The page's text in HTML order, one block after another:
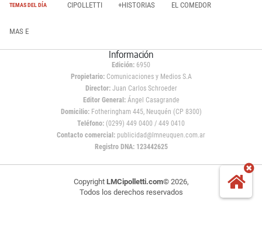
TEMAS DEL DÍA CIPOLLETTI +HISTORIAS EL COMEDOR
MAS E
Información
Edición: 6950
Propietario:Comunicaciones y Medios S.A
Director: Juan Carlos Schroeder
Editor General:Ángel Casagrande
Domicilio:Fotheringham 445, Neuquén (CP 8300)
Teléfono: (0299) 449 0400 / 449 0410
Contacto comercial: publicidad@lmneuquen.com.ar
Registro DNA: 123442625
Copyright LMCipolletti.com© 2026,
Todos los derechos reservados